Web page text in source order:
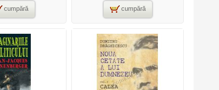
cumpără cumpără